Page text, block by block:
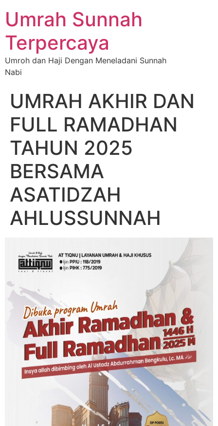
Umrah Sunnah
Terpercaya
Umroh dan Haji Dengan Meneladani Sunnah
Nabi
UMRAH AKHIR DAN
FULL RAMADHAN
TAHUN 2025
BERSAMA
ASATIDZAH
AHLUSSUNNAH